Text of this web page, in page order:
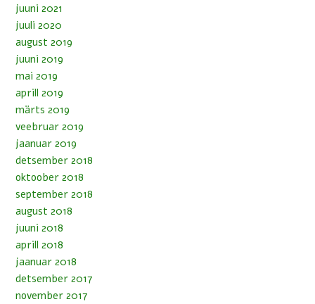
juuni 2021
juuli 2020
august 2019
juuni 2019
mai 2019
aprill 2019
märts 2019
veebruar 2019
jaanuar 2019
detsember 2018
oktoober 2018
september 2018
august 2018
juuni 2018
aprill 2018
jaanuar 2018
detsember 2017
november 2017